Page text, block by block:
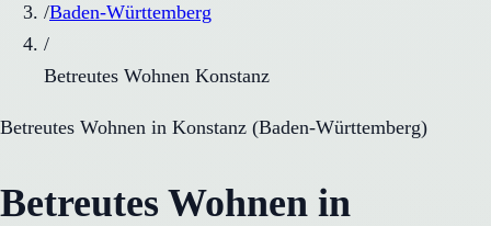
/Baden-Württemberg
/
Betreutes Wohnen Konstanz
Betreutes Wohnen in Konstanz (Baden-Württemberg)
Betreutes Wohnen in